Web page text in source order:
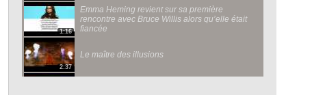
1:16
Emma Heming revient sur sa première
rencontre avec Bruce Willis alors qu’elle était
fiancée
2:37
Le maître des illusions